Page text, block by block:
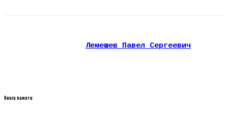
Лемешев Павел Сергеевич
Книга памяти